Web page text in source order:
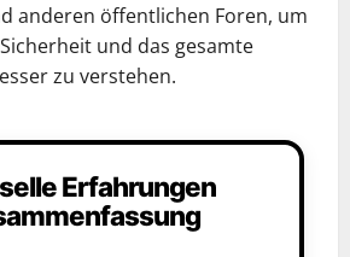
anderen öffentlichen Foren, um
und das gesamte
zu verstehen.
Erfahrungen